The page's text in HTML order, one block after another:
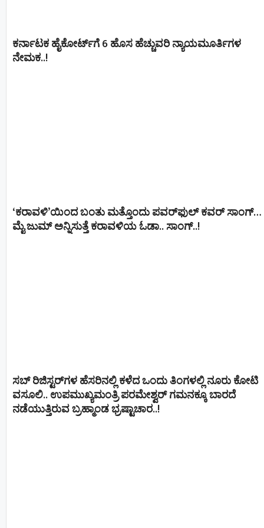
ಕರ್ನಾಟಕ ಹೈಕೋರ್ಟ್‌ಗೆ 6 ಹೊಸ ಹೆಚ್ಚುವರಿ ನ್ಯಾಯಮೂರ್ತಿಗಳ
ನೇಮಕ..!
‘ಕರಾವಳಿ’ಯಿಂದ ಬಂತು ಮತ್ತೊಂದು ಪವರ್‌ಫುಲ್ ಕವರ್ ಸಾಂಗ್…
ಮೈ ಜುಮ್ ಅನ್ನಿಸುತ್ತೆ ಕರಾವಳಿಯ ಓಡಾ.. ಸಾಂಗ್‌..!
ಸಬ್ ರಿಜಿಸ್ಟರ್​ಗಳ ಹೆಸರಿನಲ್ಲಿ ಕಳೆದ ಒಂದು ತಿಂಗಳಲ್ಲಿ ನೂರು ಕೋಟಿ
ವಸೂಲಿ.. ಉಪಮುಖ್ಯಮಂತ್ರಿ ಪರಮೇಶ್ವರ್​ ಗಮನಕ್ಕೂ ಬಾರದೆ
ನಡೆಯುತ್ತಿರುವ ಬ್ರಹ್ಮಾಂಡ ಭ್ರಷ್ಟಾಚಾರ..!